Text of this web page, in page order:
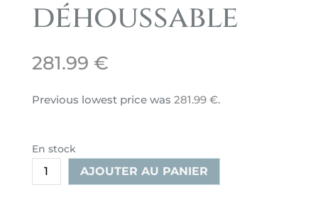
déhoussable
281.99 €
Previous lowest price was 281.99 €.
En stock
quantité
de
AJOUTER AU PANIER